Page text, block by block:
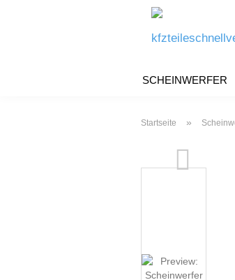
SCHEINWERFER
Startseite »